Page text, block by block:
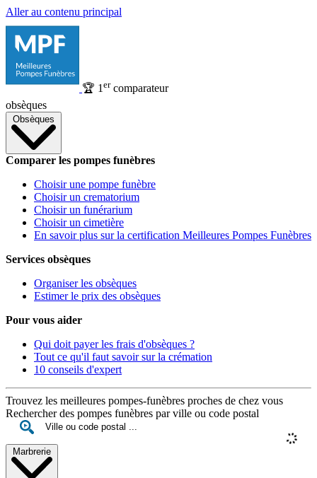
Aller au contenu principal
🏆 1 ercomparateur
obsèques
Obsèques
Comparer les pompes funèbres
Choisir une pompe funèbre
Choisir un crematorium
Choisir un funérarium
Choisir un cimetière
En savoir plus sur la certification Meilleures Pompes Funèbres
Services obsèques
Organiser les obsèques
Estimer le prix des obsèques
Pour vous aider
Qui doit payer les frais d'obsèques ?
Tout ce qu'il faut savoir sur la crémation
10 conseils d'expert
Trouvez les meilleures pompes-funèbres proches de chez vous
Rechercher des pompes funèbres par ville ou code postal
Marbrerie